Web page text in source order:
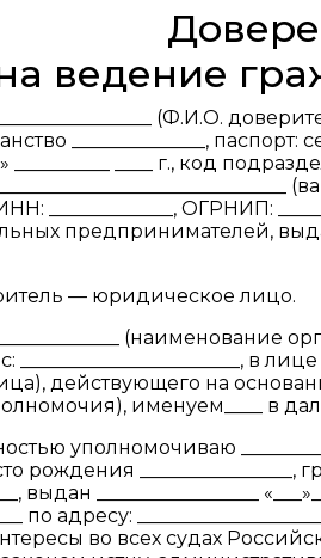
ведение
(Ф.И.О.
______________, паспорт:
__________ ____ г., код
_____________, ОГРНИП:
предпринимателей, выдан
— юридическое лицо.
(наименование
_______________________, в
действующего на основании
именуем____ в
уполномочиваю
рождения ________________,
выдан _________________
адресу:
во всех судах